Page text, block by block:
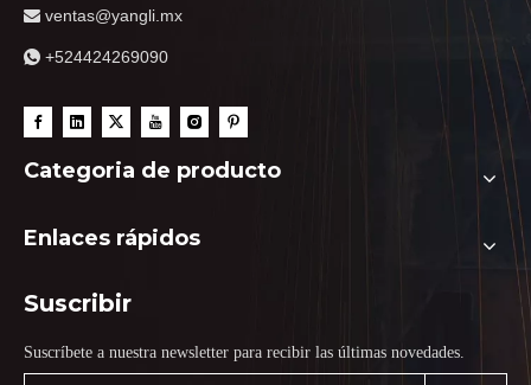
 ventas@yangli.mx
 +524424269090
Categoria de producto
Enlaces rápidos
Suscribir
Suscríbete a nuestra newsletter para recibir las últimas novedades.